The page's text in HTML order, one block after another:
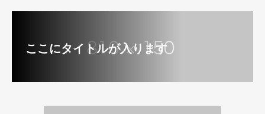
ここにタイトルが入ります